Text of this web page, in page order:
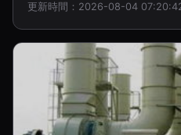
更新時間：2026-08-04